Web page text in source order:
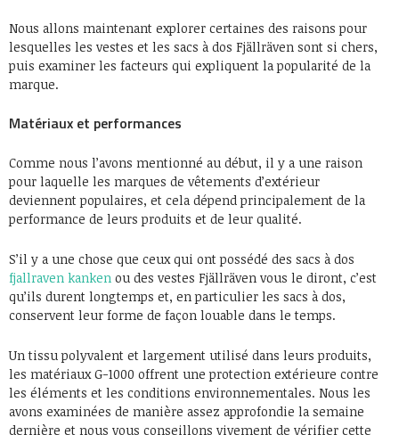
Nous allons maintenant explorer certaines des raisons pour
lesquelles les vestes et les sacs à dos Fjällräven sont si chers,
puis examiner les facteurs qui expliquent la popularité de la
marque.
Matériaux et performances
Comme nous l’avons mentionné au début, il y a une raison
pour laquelle les marques de vêtements d’extérieur
deviennent populaires, et cela dépend principalement de la
performance de leurs produits et de leur qualité.
S’il y a une chose que ceux qui ont possédé des sacs à dos
fjallraven kanken ou des vestes Fjällräven vous le diront, c’est
qu’ils durent longtemps et, en particulier les sacs à dos,
conservent leur forme de façon louable dans le temps.
Un tissu polyvalent et largement utilisé dans leurs produits,
les matériaux G-1000 offrent une protection extérieure contre
les éléments et les conditions environnementales. Nous les
avons examinées de manière assez approfondie la semaine
dernière et nous vous conseillons vivement de vérifier cette